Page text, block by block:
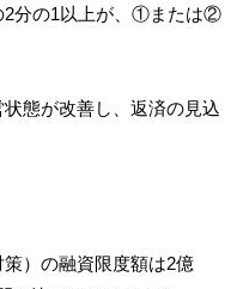
2分の1以上が、①または②
態が改善し、返済の見込
）の融資限度額は2億